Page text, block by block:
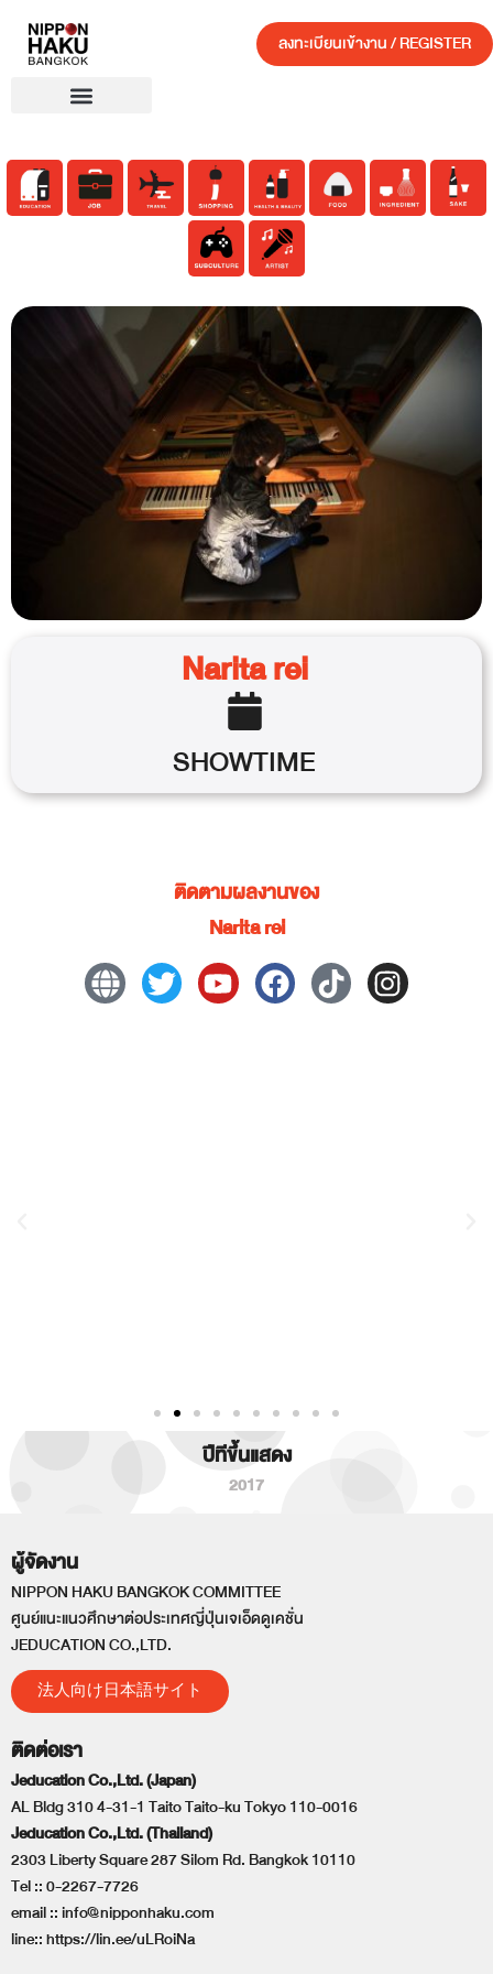
ลงทะเบียนเข้างาน / REGISTER
Narita rei
SHOWTIME
ติดตามผลงานของ
Narita rei
ปีทีขึ้นแสดง
2017
ผู้จัดงาน
NIPPON HAKU BANGKOK COMMITTEE
ศูนย์แนะแนวศึกษาต่อประเทศญี่ปุ่นเจเอ็ดดูเคชั่น
JEDUCATION CO.,LTD.
法人向け日本語サイト
ติดต่อเรา
Jeducation Co.,Ltd. (Japan)
AL Bldg 310 4-31-1 Taito Taito-ku Tokyo 110-0016
Jeducation Co.,Ltd. (Thailand)
2303 Liberty Square 287 Silom Rd. Bangkok 10110
Tel ::0-2267-7726
email ::info@nipponhaku.com
line::https://lin.ee/uLRoiNa